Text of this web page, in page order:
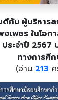
กับ ผู้บริหาร
เพชร ในโอก
ระจำปี 2567
ทางการศึก
(อ่าน 213